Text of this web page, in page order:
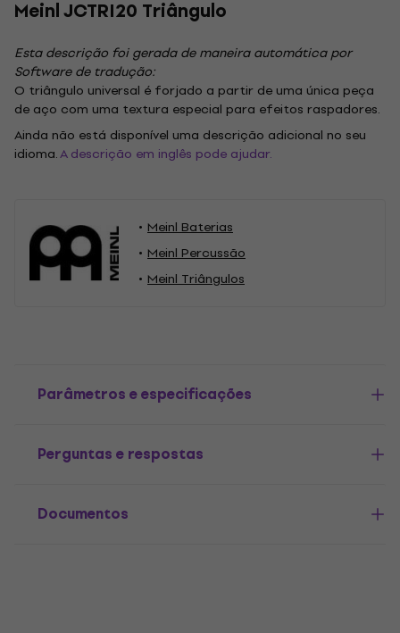
Meinl JCTRI20 Triângulo
Esta descrição foi gerada de maneira automática por
Software de tradução:
O triângulo universal é forjado a partir de uma única peça
de aço com uma textura especial para efeitos raspadores.
Ainda não está disponível uma descrição adicional no seu
idioma.A descrição em inglês pode ajudar.
Meinl Baterias
Meinl Percussão
Meinl Triângulos
Parâmetros e especificações
Perguntas e respostas
Documentos